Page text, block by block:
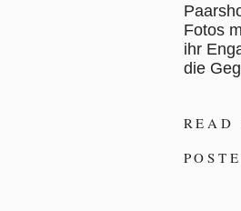
Fotos
ihr
die
READ